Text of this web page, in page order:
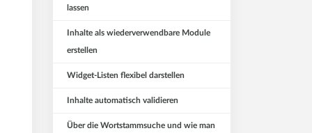
lassen
Inhalte als wiederverwendbare Module
erstellen
Widget-Listen flexibel darstellen
Inhalte automatisch validieren
Über die Wortstammsuche und wie man